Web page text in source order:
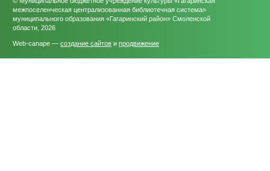
межпоселенческая централизованная библиотечная система»
муниципального образования «Гагаринский район» Смоленской
области, 2026
Web-canape — создание сайтов и продвижение